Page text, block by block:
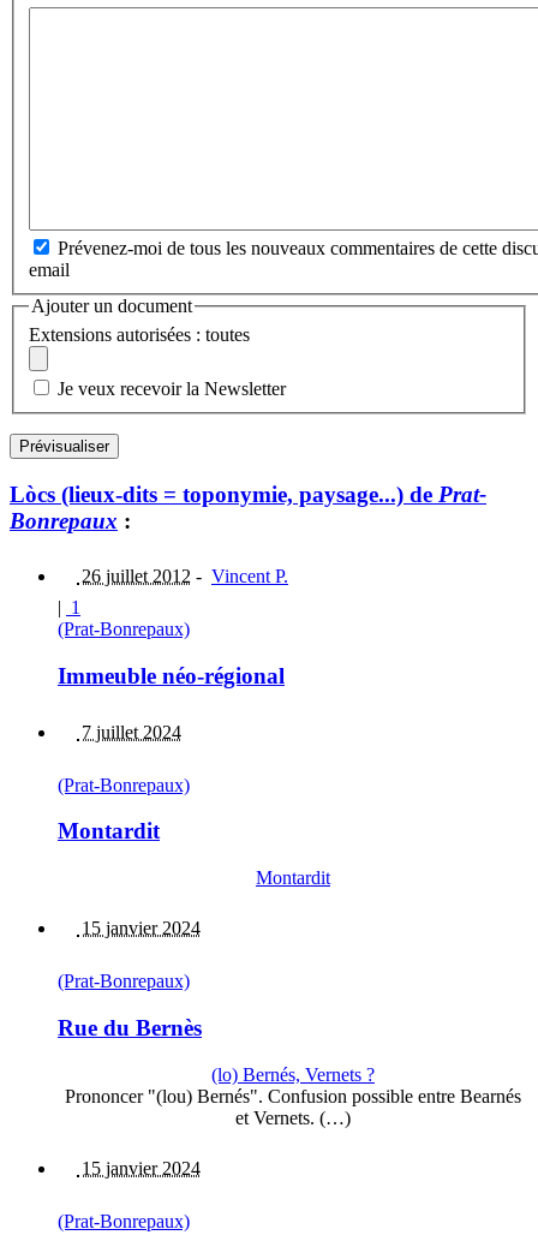
Prévenez-moi de tous les nouveaux commentaires de cette
email
Ajouter un document
Extensions autorisées : toutes
Je veux recevoir la Newsletter
Lòcs (lieux-dits = toponymie, paysage...) de Prat-
Bonrepaux :
26 juillet 2012 - Vincent P.
| 1
(Prat-Bonrepaux)
Immeuble néo-régional
7 juillet 2024
(Prat-Bonrepaux)
Montardit
Montardit
15 janvier 2024
(Prat-Bonrepaux)
Rue du Bernès
(lo) Bernés, Vernets ?
Prononcer "(lou) Bernés". Confusion possible entre Bearnés
et Vernets. (…)
15 janvier 2024
(Prat-Bonrepaux)